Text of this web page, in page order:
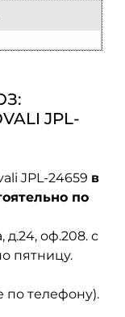
JPL-
JPL-24659 в
по
д.24, оф.208. с
пятницу.
по телефону).